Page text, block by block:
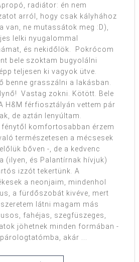
radiátor: én nem
arról, hogy csak kályhához
van, ne mutassátok meg :D),
lelki nyugalommal
és nekidőlök. Pokrócom
bele szoktam bugyolálni
teljesen ki vagyok ütve.
benne grasszálni a lakásban.
Vastag zokni. Kötött. Bele
H&M férfiosztályán vettem pár
de aztán lenyúltam.
komfortosabban érzem
természetesen a mécsesek
bőven -, de a kedvenc
(ilyen, és Palantírnak hívjuk)
izzót tekertünk. A
a neonjaim, mindenhol
a fürdőszobát kivéve, mert
látni magam más
fahéjas, szegfüszeges,
jöhetnek minden formában -
akár ...